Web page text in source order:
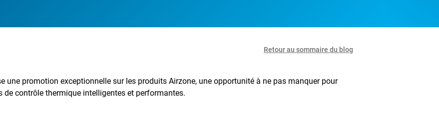
Retour au sommaire du blog
une promotion exceptionnelle sur les produits Airzone, une opportunité à ne pas manquer pour
contrôle thermique intelligentes et performantes.